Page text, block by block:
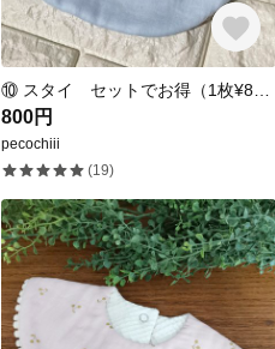
800円
pecochiii
(19)